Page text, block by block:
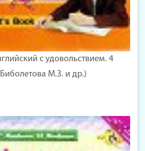
с удовольствием. 4
М.З. и др.)